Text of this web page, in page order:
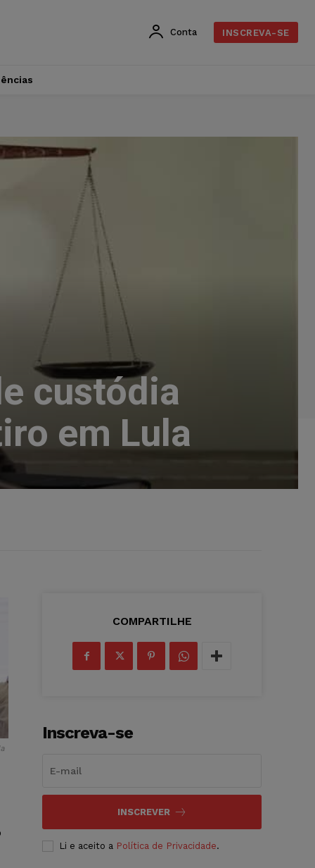
Conta INSCREVA-SE
custódia
em Lula
COMPARTILHE
Inscreva-se
INSCREVER
Li e aceito a Política de Privacidade.